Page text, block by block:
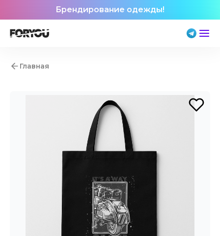
Брендирование одежды!
Главная